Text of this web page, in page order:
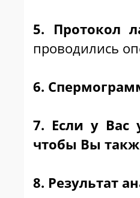
5. Протокол
проводились
6.
7. Если у Вас
чтобы Вы
8. Результат